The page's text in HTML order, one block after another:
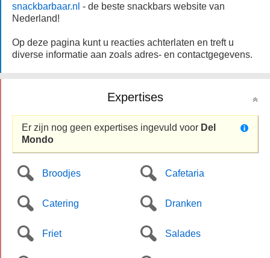
snackbarbaar.nl - de beste snackbars website van
Nederland!
Op deze pagina kunt u reacties achterlaten en treft u
diverse informatie aan zoals adres- en contactgegevens.
Expertises
Er zijn nog geen expertises ingevuld voor Del
Mondo
Broodjes Cafetaria
Catering Dranken
Friet Salades